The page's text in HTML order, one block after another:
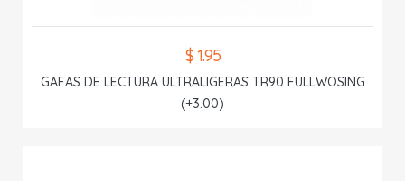
$ 1.95
GAFAS DE LECTURA ULTRALIGERAS TR90 FULLWOSING
(+3.00)